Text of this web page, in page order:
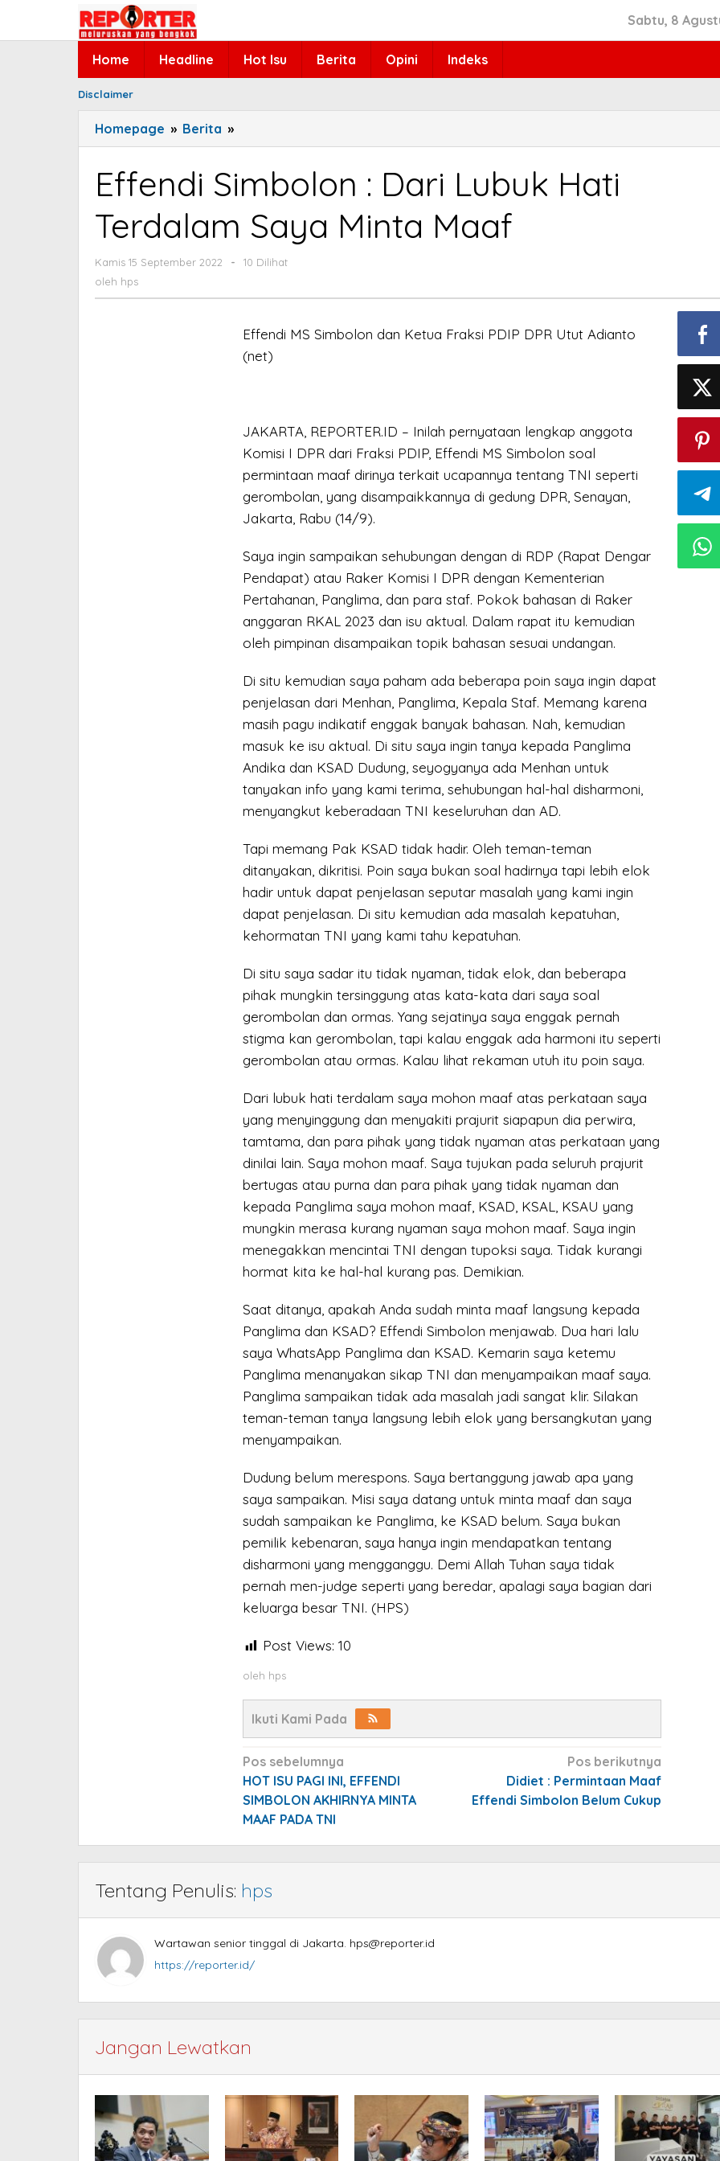
Sabtu, 8
Home Headline Hot Isu Berita Opini Indeks
Disclaimer
Homepage » Berita »
Simbolon
Dari
Hati
Terdalam
Saya
Maaf
Effendi Simbolon : Dari Lubuk Hati
Terdalam Saya Minta Maaf
Kamis 15 September 2022
oleh
-
10 Dilihat
oleh hps
Effendi MS Simbolon dan Ketua Fraksi PDIP DPR Utut Adianto
(net)
JAKARTA, REPORTER.ID – Inilah pernyataan lengkap anggota
Komisi I DPR dari Fraksi PDIP, Effendi MS Simbolon soal
permintaan maaf dirinya terkait ucapannya tentang TNI seperti
gerombolan, yang disampaikkannya di gedung DPR, Senayan,
Jakarta, Rabu (14/9).
Saya ingin sampaikan sehubungan dengan di RDP (Rapat Dengar
Pendapat) atau Raker Komisi I DPR dengan Kementerian
Pertahanan, Panglima, dan para staf. Pokok bahasan di Raker
anggaran RKAL 2023 dan isu aktual. Dalam rapat itu kemudian
oleh pimpinan disampaikan topik bahasan sesuai undangan.
Di situ kemudian saya paham ada beberapa poin saya ingin dapat
penjelasan dari Menhan, Panglima, Kepala Staf. Memang karena
masih pagu indikatif enggak banyak bahasan. Nah, kemudian
masuk ke isu aktual. Di situ saya ingin tanya kepada Panglima
Andika dan KSAD Dudung, seyogyanya ada Menhan untuk
tanyakan info yang kami terima, sehubungan hal-hal disharmoni,
menyangkut keberadaan TNI keseluruhan dan AD.
Tapi memang Pak KSAD tidak hadir. Oleh teman-teman
ditanyakan, dikritisi. Poin saya bukan soal hadirnya tapi lebih elok
hadir untuk dapat penjelasan seputar masalah yang kami ingin
dapat penjelasan. Di situ kemudian ada masalah kepatuhan,
kehormatan TNI yang kami tahu kepatuhan.
Di situ saya sadar itu tidak nyaman, tidak elok, dan beberapa
pihak mungkin tersinggung atas kata-kata dari saya soal
gerombolan dan ormas. Yang sejatinya saya enggak pernah
stigma kan gerombolan, tapi kalau enggak ada harmoni itu seperti
gerombolan atau ormas. Kalau lihat rekaman utuh itu poin saya.
Dari lubuk hati terdalam saya mohon maaf atas perkataan saya
yang menyinggung dan menyakiti prajurit siapapun dia perwira,
tamtama, dan para pihak yang tidak nyaman atas perkataan yang
dinilai lain. Saya mohon maaf. Saya tujukan pada seluruh prajurit
bertugas atau purna dan para pihak yang tidak nyaman dan
kepada Panglima saya mohon maaf, KSAD, KSAL, KSAU yang
mungkin merasa kurang nyaman saya mohon maaf. Saya ingin
menegakkan mencintai TNI dengan tupoksi saya. Tidak kurangi
hormat kita ke hal-hal kurang pas. Demikian.
Saat ditanya, apakah Anda sudah minta maaf langsung kepada
Panglima dan KSAD? Effendi Simbolon menjawab. Dua hari lalu
saya WhatsApp Panglima dan KSAD. Kemarin saya ketemu
Panglima menanyakan sikap TNI dan menyampaikan maaf saya.
Panglima sampaikan tidak ada masalah jadi sangat klir. Silakan
teman-teman tanya langsung lebih elok yang bersangkutan yang
menyampaikan.
Dudung belum merespons. Saya bertanggung jawab apa yang
saya sampaikan. Misi saya datang untuk minta maaf dan saya
sudah sampaikan ke Panglima, ke KSAD belum. Saya bukan
pemilik kebenaran, saya hanya ingin mendapatkan tentang
disharmoni yang mengganggu. Demi Allah Tuhan saya tidak
pernah men-judge seperti yang beredar, apalagi saya bagian dari
keluarga besar TNI. (HPS)
Post Views: 10
oleh hps
Ikuti Kami Pada
Navigasi
pos
Pos sebelumnya
HOT ISU PAGI INI, EFFENDI
SIMBOLON AKHIRNYA MINTA
MAAF PADA TNI
Pos berikutnya
Didiet : Permintaan Maaf
Effendi Simbolon Belum Cukup
Tentang Penulis: hps
Wartawan senior tinggal di Jakarta. hps@reporter.id
https://reporter.id/
Jangan Lewatkan